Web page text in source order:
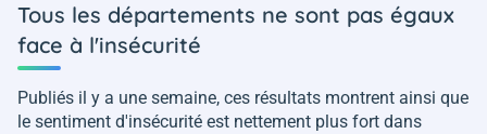
Tous les départements ne sont pas égaux
face à l'insécurité
Publiés il y a une semaine, ces résultats montrent ainsi que
le sentiment d'insécurité est nettement plus fort dans